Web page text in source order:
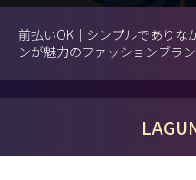
前払いOK｜シンプルでありな
ンが魅力のファッションブラ